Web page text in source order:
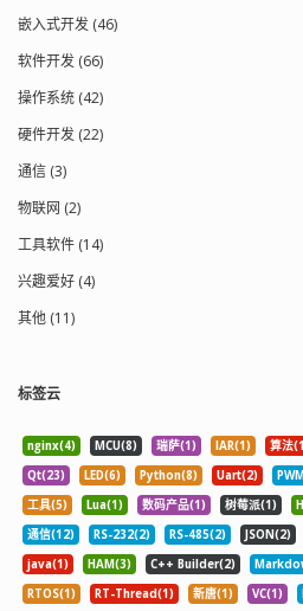
嵌入式开发 (46)
软件开发 (66)
操作系统 (42)
硬件开发 (22)
通信 (3)
物联网 (2)
工具软件 (14)
兴趣爱好 (4)
其他 (11)
标签云
nginx(4) MCU(8) 瑞萨(1) IAR(1) 算法
Qt(23)
LED(6) Python(8) Uart(2)
工具(5)
Lua(1) 数码产品(1) 树莓派(1)
通信(12)
RS-232(2) RS-485(2) JSON(2)
java(1)
HAM(3) C++ Builder(2)
RTOS(1)
RT-Thread(1) 新唐(1) VC(1)